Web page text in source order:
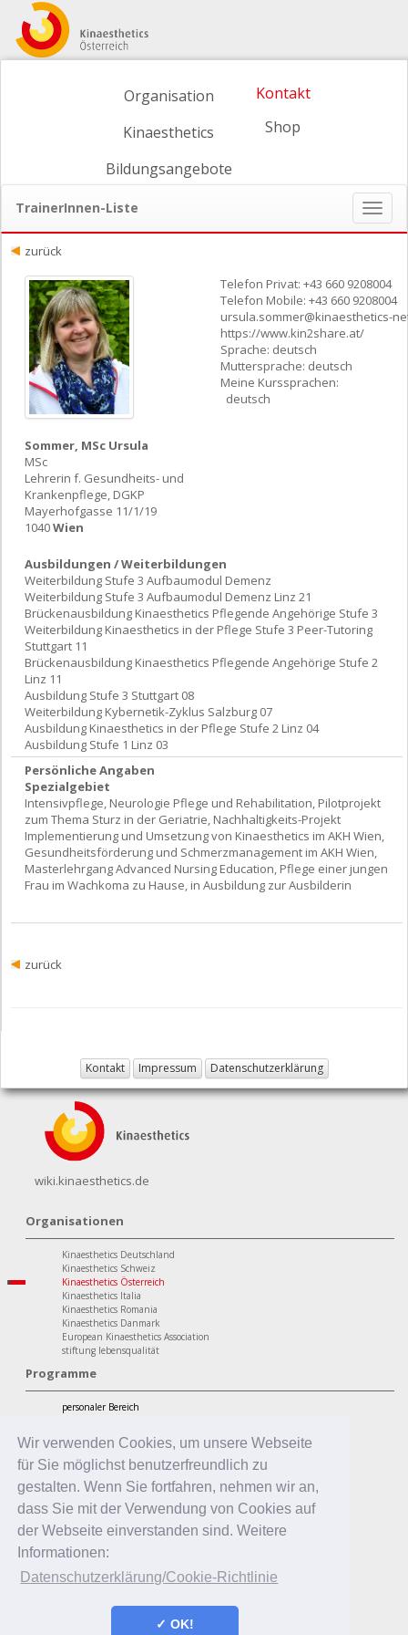
Wir verwenden Cookies, um unsere Webseite
für Sie möglichst benutzerfreundlich zu
gestalten. Wenn Sie fortfahren, nehmen wir an,
dass Sie mit der Verwendung von Cookies auf
der Webseite einverstanden sind. Weitere
Informationen:
Datenschutzerklärung/Cookie-Richtlinie
✓ OK!
Organisation
Kinaesthetics
Bildungsangebote
Kontakt
Shop
TrainerInnen-Liste
ein-/
zurück
Sommer, MSc Ursula
MSc
Lehrerin f. Gesundheits- und
Krankenpflege, DGKP
Mayerhofgasse 11/1/19
1040Wien
Telefon Privat: +43 660 9208004
Telefon Mobile: +43 660 9208004
ursula.sommer@kinaesthetics-
https://www.kin2share.at/
Sprache: deutsch
Muttersprache: deutsch
Meine Kurssprachen:
deutsch
Ausbildungen / Weiterbildungen
Weiterbildung Stufe 3 Aufbaumodul Demenz
Weiterbildung Stufe 3 Aufbaumodul Demenz Linz 21
Brückenausbildung Kinaesthetics Pflegende Angehörige Stufe 3
Weiterbildung Kinaesthetics in der Pflege Stufe 3 Peer-Tutoring
Stuttgart 11
Brückenausbildung Kinaesthetics Pflegende Angehörige Stufe 2
Linz 11
Ausbildung Stufe 3 Stuttgart 08
Weiterbildung Kybernetik-Zyklus Salzburg 07
Ausbildung Kinaesthetics in der Pflege Stufe 2 Linz 04
Ausbildung Stufe 1 Linz 03
Persönliche Angaben
Spezialgebiet
Intensivpflege, Neurologie Pflege und Rehabilitation, Pilotprojekt
zum Thema Sturz in der Geriatrie, Nachhaltigkeits-Projekt
Implementierung und Umsetzung von Kinaesthetics im AKH Wien,
Gesundheitsförderung und Schmerzmanagement im AKH Wien,
Masterlehrgang Advanced Nursing Education, Pflege einer jungen
Frau im Wachkoma zu Hause, in Ausbildung zur Ausbilderin
zurück
Kontakt Impressum Datenschutzerklärung
wiki.kinaesthetics.de
Organisationen
Kinaesthetics Deutschland
Kinaesthetics Schweiz
Kinaesthetics Österreich
Kinaesthetics Italia
Kinaesthetics Romania
Kinaesthetics Danmark
European Kinaesthetics Association
stiftung lebensqualität
Programme
personaler Bereich
Kinaesthetics Kreatives Lernen
professionaler Bereich
Kinaesthetics in der Pflege
Kinaesthetics Pflegende Angehörige
Kinaesthetics Infant Handling
Kinaesthetics in der Erziehung